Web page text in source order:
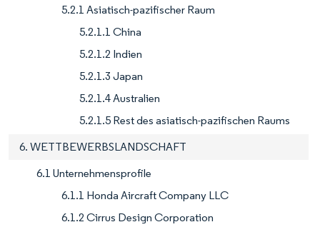
5.2.1 Asiatisch-pazifischer Raum
5.2.1.1 China
5.2.1.2 Indien
5.2.1.3 Japan
5.2.1.4 Australien
5.2.1.5 Rest des asiatisch-pazifischen Raums
6. WETTBEWERBSLANDSCHAFT
6.1 Unternehmensprofile
6.1.1 Honda Aircraft Company LLC
6.1.2 Cirrus Design Corporation